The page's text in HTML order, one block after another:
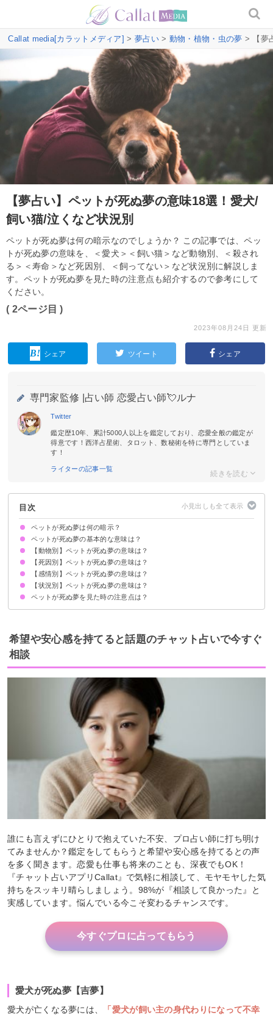
Callat media[カラットメディア] > 夢占い> 動物・植物・虫の夢 > 【夢
【夢占い】ペットが死ぬ夢の意味18選！愛犬/
飼い猫/泣くなど状況別
ペットが死ぬ夢は何の暗示なのでしょうか？ この記事では、ペッ
トが死ぬ夢の意味を、＜愛犬＞＜飼い猫＞など動物別、＜殺され
る＞＜寿命＞など死因別、＜飼ってない＞など状況別に解説しま
す。ペットが死ぬ夢を見た時の注意点も紹介するので参考にして
ください。
( 2ページ目 )
2023年08月24日 更新
シェア ツイート シェア
専門家監修 | 占い師 恋愛占い師💘ルナ
Twitter
鑑定歴10年、累計5000人以上を鑑定しており、恋愛全般の鑑定が
得意です！西洋占星術、タロット、数秘術を特に専門としていま
す！
ライターの記事一覧
目次
ペットが死ぬ夢は何の暗示？
ペットが死ぬ夢の基本的な意味は？
幸運の予兆
状況によって意味が決まる
【動物別】ペットが死ぬ夢の意味は？
愛犬が死ぬ夢【吉夢】
飼い猫が死ぬ夢【警告夢】
ペットのうさぎが死ぬ夢【逆夢】
ペットの鳥が死ぬ夢【警告夢】
ペットのハムスターが死ぬ夢【凶夢】
ペットのインコが死ぬ夢【吉夢・警告夢】
【死因別】ペットが死ぬ夢の意味は？
ペットが殺される夢【吉夢】
ペットが寿命で死ぬ夢【予知夢】
ペットが病気で死ぬ夢【警告夢】
ペットが事故で死ぬ夢【凶夢】
ペットが溺れて死ぬ夢【吉夢】
ペットが飼い主に殺されて死ぬ夢【吉夢】
【感情別】ペットが死ぬ夢の意味は？
ペットが死んで泣く夢【吉夢】
ペットが死んで悲しい夢【警告夢】
ペットが死んで怒る夢【吉夢】
【状況別】ペットが死ぬ夢の意味は？
飼ってないペットが亡くなる夢【警告夢】
ペットを埋葬する夢【吉夢】
ペットを火葬する夢【警告夢】
ペットが死ぬ夢を見た時の注意点は？
吉夢なら人に話さない
警告夢や凶夢の内容を人に話す
希望や安心感を持てると話題のチャット占いで今すぐ
相談
誰にも言えずにひとりで抱えていた不安、プロ占い師に打ち明け
てみませんか？鑑定をしてもらうと希望や安心感を持てるとの声
を多く聞きます。恋愛も仕事も将来のことも、深夜でもOK！
『チャット占いアプリCallat』で気軽に相談して、モヤモヤした気
持ちをスッキリ晴らしましょう。98%が『相談して良かった』と
実感しています。悩んでいる今こそ変わるチャンスです。
今すぐプロに占ってもらう
愛犬が死ぬ夢【吉夢】
愛犬が亡くなる夢には、
「愛犬が飼い主の身代わりになって不幸